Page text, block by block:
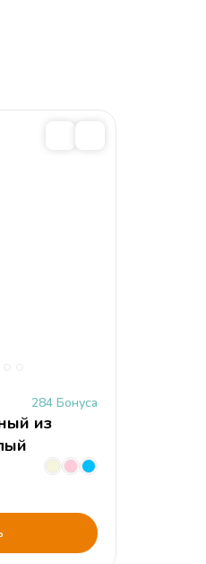
284 Бонуса
из